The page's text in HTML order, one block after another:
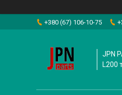
+380 (67) 106-10-75
JPN
L200